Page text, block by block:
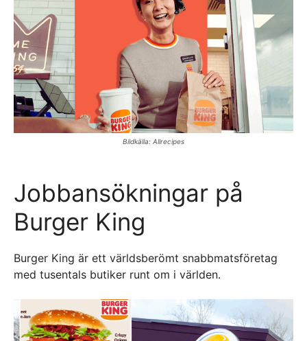
Bildkälla: Allrecipes
Jobbansökningar på
Burger King
Burger King är ett världsberömt snabbmatsföretag
med tusentals butiker runt om i världen.